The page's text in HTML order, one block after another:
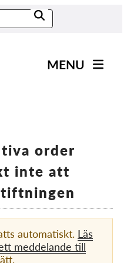
MENU
Projects
Reports & Resources
your rights!
order
inte att
automatiskt. Läs
meddelande till